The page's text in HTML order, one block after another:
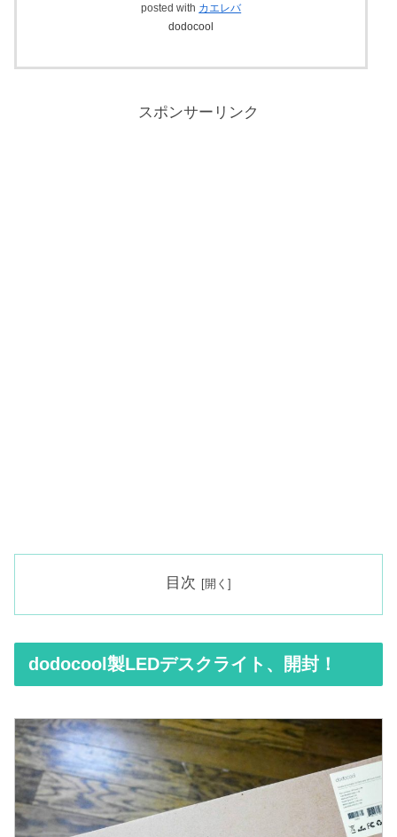
posted with カエレバ
dodocool
スポンサーリンク
目次
dodocool製LEDデスクライト、開封！